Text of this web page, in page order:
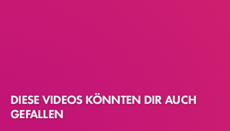
DIESE VIDEOS KÖNNTEN DIR AUCH
GEFALLEN